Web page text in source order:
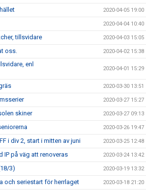
2020-04-05 19:00
2020-04-04 10:40
tillsvidare 2020-04-03 15:05
oss. 2020-04-02 15:38
enl
2020-04-01 15:29
2020-03-30 13:51
2020-03-27 15:27
skiner 2020-03-27 09:13
2020-03-26 19:47
i div 2, start i mitten av juni 2020-03-25 12:48
IP på väg att renoveras 2020-03-24 13:42
3) 2020-03-19 13:32
och seriestart för herrlaget 2020-03-18 21:20